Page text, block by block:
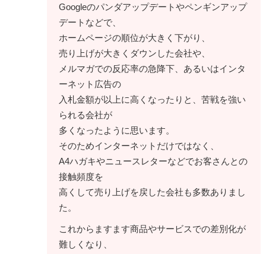
Googleのパンダアップデートやペンギンアップ
デートなどで、
ホームページの順位が大きく下がり、
売り上げが大きくダウンした会社や、
メルマガでの反応率の急降下、あるいはインタ
ーネット広告の
入札金額が以上に高くなったりと、苦戦を強い
られる会社が
多くなったように思います。
そのためインターネットだけではなく、
A4ハガキやニュースレターなどでお客さんとの
接触頻度を
高くして売り上げを戻した会社も多数ありまし
た。
これからますます商品やサービスでの差別化が
難しくなり、